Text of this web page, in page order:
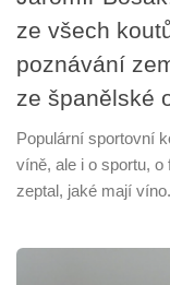
ze všech
poznávání
ze španělské
Populární sportovní
víně, ale i o sportu,
zeptal, jaké mají